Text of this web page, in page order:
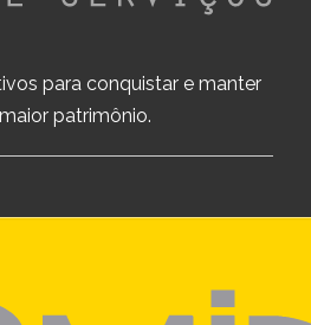
para conquistar e manter
patrimônio.